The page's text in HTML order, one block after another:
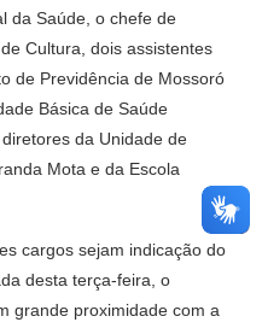
da Saúde, o chefe de
Cultura, dois assistentes
de Previdência de Mossoró
Básica de Saúde
da Unidade de
Mota e da Escola
cargos sejam indicação do
desta terça-feira, o
grande proximidade com a